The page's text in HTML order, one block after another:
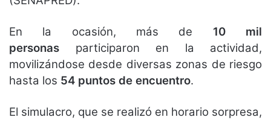
En la ocasión, más de 10 mil
personas participaron en la actividad,
movilizándose desde diversas zonas de riesgo
hasta los 54 puntos de encuentro.
El simulacro, que se realizó en horario sorpresa,